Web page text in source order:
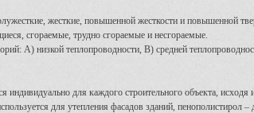
жесткие, повышенной жесткости и повышенной
сгораемые, трудно сгораемые и несгораемые.
А) низкой теплопроводности, B) средней
для каждого строительного объекта, исходя
для утепления фасадов зданий, пенополистирол –